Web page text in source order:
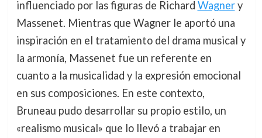
influenciado por las figuras de Richard Wagnery
Massenet. Mientras que Wagner le aportó una
inspiración en el tratamiento del drama musical y
la armonía, Massenet fue un referente en
cuanto a la musicalidad y la expresión emocional
en sus composiciones. En este contexto,
Bruneau pudo desarrollar su propio estilo, un
«realismo musical» que lo llevó a trabajar en